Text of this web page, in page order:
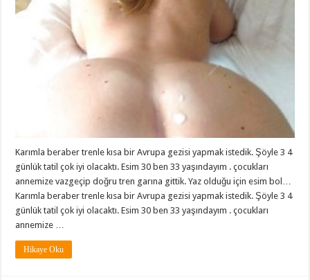
Karımla beraber trenle kısa bir Avrupa gezisi yapmak istedik. Şöyle 3 4
günlük tatil çok iyi olacaktı. Esim 30 ben 33 yaşındayım . çocukları
annemize vazgeçip doğru tren garına gittik. Yaz olduğu için esim bol…
Karımla beraber trenle kısa bir Avrupa gezisi yapmak istedik. Şöyle 3 4
günlük tatil çok iyi olacaktı. Esim 30 ben 33 yaşındayım . çocukları
annemize …
Hikaye Oku